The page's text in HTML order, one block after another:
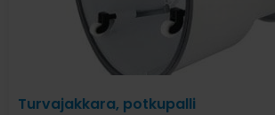
Turvajakkara, potkupalli